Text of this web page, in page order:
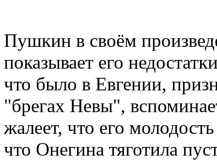
Пушкин в своём
показывает его
что было в Евгении,
"брегах Невы",
жалеет, что его
что Онегина тяготила